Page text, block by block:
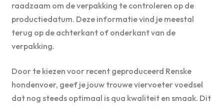
raadzaam om de verpakking te controleren op de
productiedatum. Deze informatie vind je meestal
terug op de achterkant of onderkant van de
verpakking.
Door te kiezen voor recent geproduceerd Renske
hondenvoer, geef je jouw trouwe viervoeter voedsel
dat nog steeds optimaal is qua kwaliteit en smaak. Dit